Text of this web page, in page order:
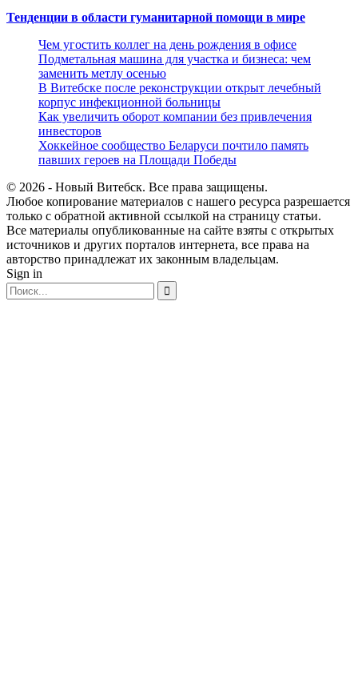
Тенденции в области гуманитарной помощи в мире
Чем угостить коллег на день рождения в офисе
Подметальная машина для участка и бизнеса: чем
заменить метлу осенью
В Витебске после реконструкции открыт лечебный
корпус инфекционной больницы
Как увеличить оборот компании без привлечения
инвесторов
Хоккейное сообщество Беларуси почтило память
павших героев на Площади Победы
© 2026 - Новый Витебск. Все права защищены.
Любое копирование материалов с нашего ресурса разрешается
только с обратной активной ссылкой на страницу статьи.
Все материалы опубликованные на сайте взяты с открытых
источников и других порталов интернета, все права на
авторство принадлежат их законным владельцам.
Sign in